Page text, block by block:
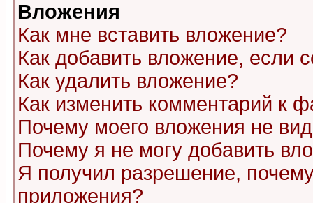
Вложения
Как мне вставить вложение?
Как добавить вложение, если
Как удалить вложение?
Как изменить комментарий к
Почему моего вложения не
Почему я не могу добавить
Я получил разрешение,
приложения?